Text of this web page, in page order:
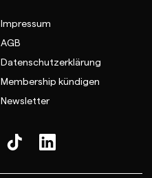
Impressum
AGB
Datenschutzerklärung
Membership kündigen
Newsletter